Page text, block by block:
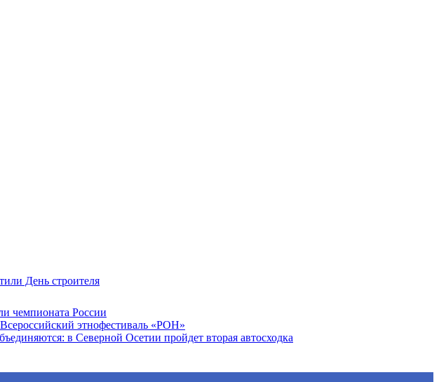
День строителя
чемпионата России
этнофестиваль «РОН»
в Северной Осетии пройдет вторая автосходка